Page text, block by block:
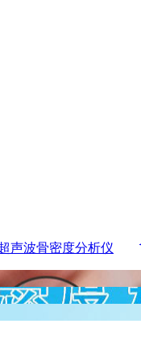
声波骨密度分析仪